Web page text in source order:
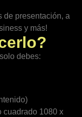
de presentación, a
y más!
debes:
cuadrado 1080 x